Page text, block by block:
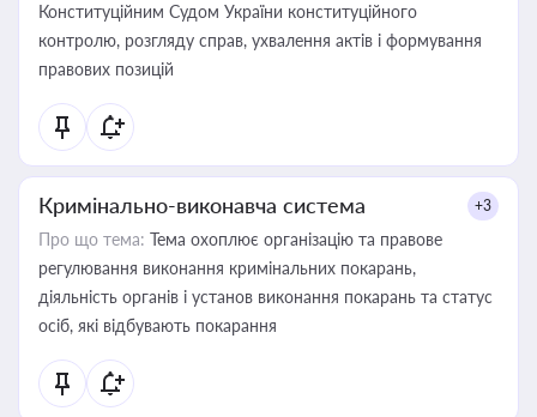
Конституційним Судом України конституційного
контролю, розгляду справ, ухвалення актів і формування
правових позицій
Кримінально-виконавча система +3
Про що тема: Тема охоплює організацію та правове
регулювання виконання кримінальних покарань,
діяльність органів і установ виконання покарань та статус
осіб, які відбувають покарання